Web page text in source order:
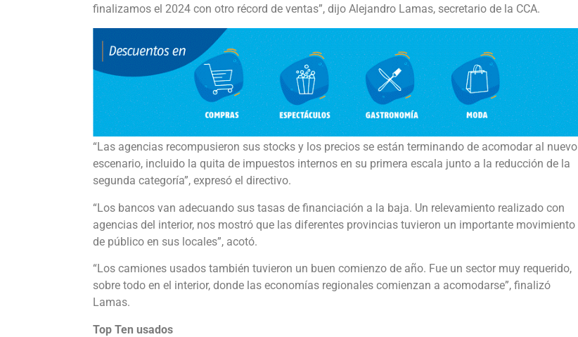
finalizamos el 2024 con otro récord de ventas”, dijo Alejandro Lamas, secretario de la CCA.
“Las agencias recompusieron sus stocks y los precios se están terminando de acomodar al nuevo
escenario, incluido la quita de impuestos internos en su primera escala junto a la reducción de la
segunda categoría”, expresó el directivo.
“Los bancos van adecuando sus tasas de financiación a la baja. Un relevamiento realizado con
agencias del interior, nos mostró que las diferentes provincias tuvieron un importante movimiento
de público en sus locales”, acotó.
“Los camiones usados también tuvieron un buen comienzo de año. Fue un sector muy requerido,
sobre todo en el interior, donde las economías regionales comienzan a acomodarse”, finalizó
Lamas.
Top Ten usados